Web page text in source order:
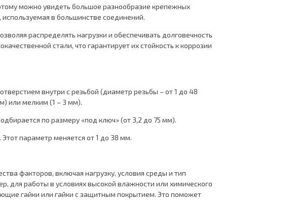
можно увидеть большое разнообразие крепежных
, используемая в большинстве соединений.
распределять нагрузки и обеспечивать долговечность
стали, что гарантирует их стойкость к коррозии
внутри с резьбой (диаметр резьбы – от 1 до 48
или мелким (1 – 3 мм).
по размеру «под ключ» (от 3,2 до 75 мм).
параметр меняется от 1 до 38 мм.
факторов, включая нагрузку, условия среды и тип
для работы в условиях высокой влажности или химического
гайки или гайки с защитным покрытием. Это поможет